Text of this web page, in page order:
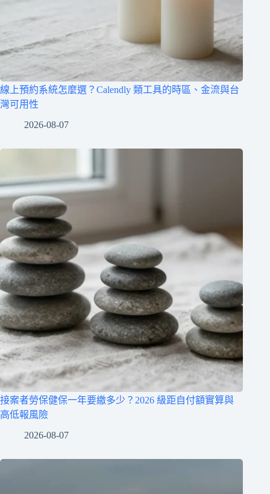
線上預約系統怎麼選？Calendly 類工具的時區、金流與台
灣可用性
2026-08-07
接案者勞保健保一年要繳多少？2026 級距自付額實算與
高低報風險
2026-08-07